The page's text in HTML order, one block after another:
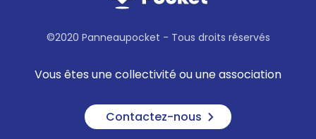
©2020 Panneaupocket - Tous droits réservés
Vous êtes une collectivité ou une association
Contactez-nous